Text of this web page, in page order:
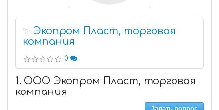
13
Экопром Пласт, торговая
компания
0
1. ООО Экопром Пласт, торговая
компания
Задать вопрос